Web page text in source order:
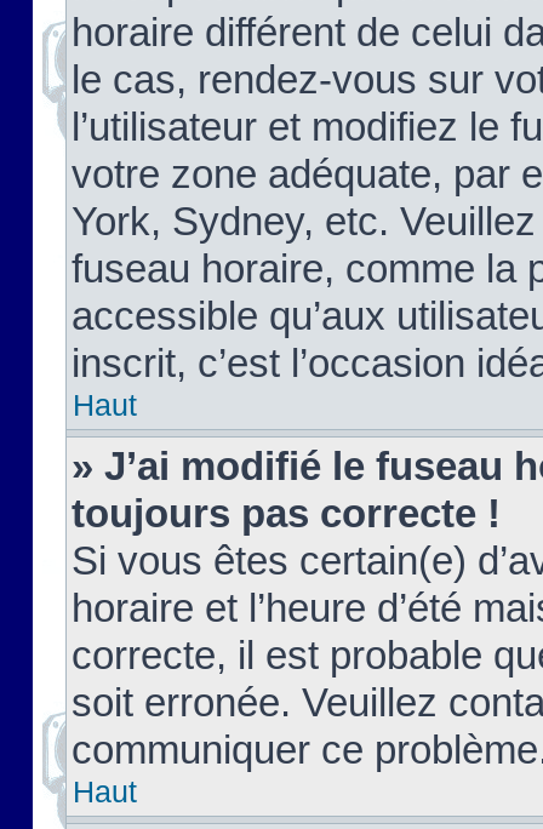
horaire différent de celui
le cas, rendez-vous sur
l’utilisateur et modifiez le
votre zone adéquate, par
York, Sydney, etc.
fuseau horaire, comme la
accessible qu’aux
inscrit, c’est l’occasion
Haut
» J’ai modifié le fuseau
toujours pas correcte !
Si vous êtes certain(e)
horaire et l’heure d’été
correcte, il est probable
soit erronée. Veuillez
communiquer ce
Haut